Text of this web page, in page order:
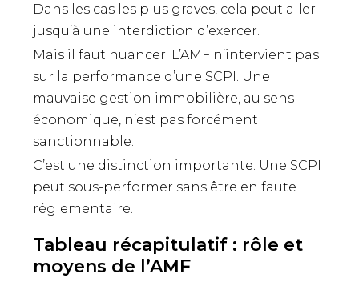
Dans les cas les plus graves, cela peut aller
jusqu’à une interdiction d’exercer.
Mais il faut nuancer. L’AMF n’intervient pas
sur la performance d’une SCPI. Une
mauvaise gestion immobilière, au sens
économique, n’est pas forcément
sanctionnable.
C’est une distinction importante. Une SCPI
peut sous-performer sans être en faute
réglementaire.
Tableau récapitulatif : rôle et
moyens de l’AMF